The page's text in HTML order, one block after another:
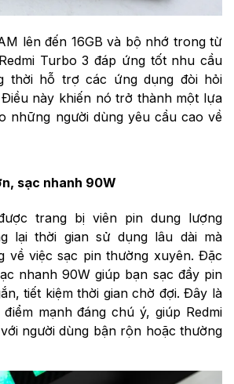
lên đến 16GB và bộ nhớ trong từ
Turbo 3 đáp ứng tốt nhu cầu
thời hỗ trợ các ứng dụng đòi hỏi
này khiến nó trở thành một lựa
những người dùng yêu cầu cao về
sạc nhanh 90W
trang bị viên pin dung lượng
lại thời gian sử dụng lâu dài mà
về việc sạc pin thường xuyên. Đặc
nhanh 90W giúp bạn sạc đầy pin
tiết kiệm thời gian chờ đợi. Đây là
mạnh đáng chú ý, giúp Redmi
người dùng bận rộn hoặc thường